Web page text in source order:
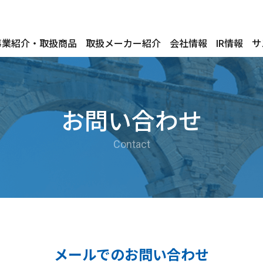
紹介・取扱商品 取扱メーカー紹介 会社情報 IR情報
お問い合わせ
Contact
メールでのお問い合わせ